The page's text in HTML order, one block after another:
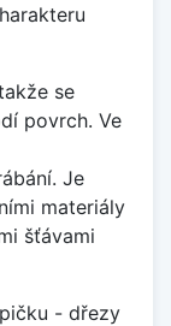
se
povrch. Ve
Je
materiály
šťávami
- dřezy